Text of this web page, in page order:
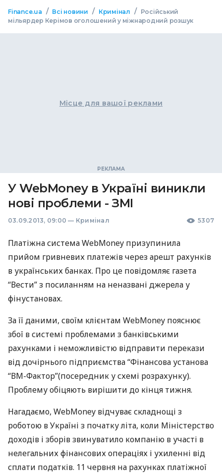
Finance.ua / Всі новини / Кримінал /
Російський
мільярдер Керімов оголошений у міжнародний розшук
Місце для вашої реклами
У WebMoney в Україні виникли
нові проблеми - ЗМІ
03.09.2013, 09:00 — Кримінал 5307
Платіжна система WebMoney призупинила
прийом гривневих платежів через арешт рахунків
в українських банках. Про це повідомляє газета
“Вести” з посиланням на неназвані джерела у
фінустановах.
За її даними, своїм клієнтам WebMoney пояснює
збої в системі проблемами з банківськими
рахунками і неможливістю відправити перекази
від дочірнього підприємства “Фінансова установа
“ВМ-Фактор”(посередник у схемі розрахунку).
Проблему обіцяють вирішити до кінця тижня.
Нагадаємо, WebMoney відчуває складнощі з
роботою в Україні з початку літа, коли Міністерство
доходів і зборів звинуватило компанію в участі в
нелегальних фінансових операціях і ухиленні від
сплати податків. 11 червня на рахунках платіжної